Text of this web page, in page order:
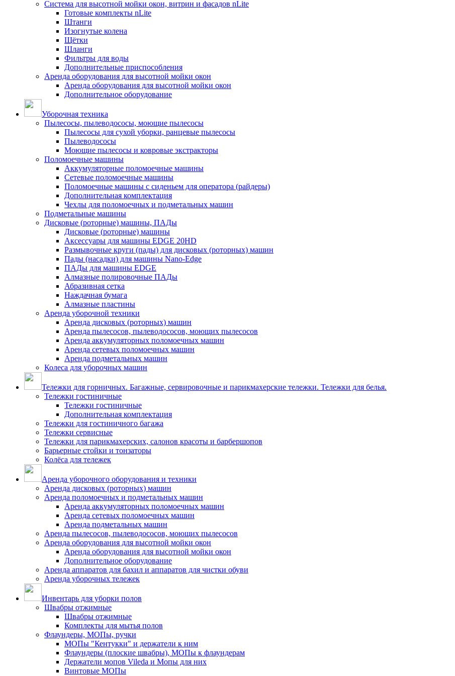
Система для высотной мойки окон, витрин и фасадов nLite
Готовые комплекты nLite
Штанги
Изогнутые колена
Щётки
Шланги
Фильтры для воды
Дополнительные приспособления
Аренда оборудования для высотной мойки окон
Аренда оборудования для высотной мойки окон
Дополнительное оборудование
Уборочная техника
Пылесосы, пылеводососы, моющие пылесосы
Пылесосы для сухой уборки, ранцевые пылесосы
Пылеводососы
Моющие пылесосы и ковровые экстракторы
Поломоечные машины
Аккумуляторные поломоечные машины
Сетевые поломоечные машины
Поломоечные машины с сиденьем для оператора (райдеры)
Дополнительная комплектация
Чехлы для поломоечных и подметальных машин
Подметальные машины
Дисковые (роторные) машины, ПАДы
Дисковые (роторные) машины
Аксессуары для машины EDGE 20HD
Размывочные круги (пады) для дисковых (роторных) машин
Пады (насадки) для машины Nano-Edge
ПАДы для машины EDGE
Алмазные полировочные ПАДы
Абразивная сетка
Наждачная бумага
Алмазные пластины
Аренда уборочной техники
Аренда дисковых (роторных) машин
Аренда пылесосов, пылеводососов, моющих пылесосов
Аренда аккумуляторных поломоечных машин
Аренда сетевых поломоечных машин
Аренда подметальных машин
Колеса для уборочных машин
Тележки для горничных. Багажные, сервировочные и парикмахерские тележки. Тележки для белья.
Тележки гостиничные
Тележки гостиничные
Дополнительная комплектация
Тележки для гостиничного багажа
Тележки сервисные
Тележки для парикмахерских, салонов красоты и барбершопов
Барьерные стойки и тонзаторы
Колёса для тележек
Аренда уборочного оборудования и техники
Аренда дисковых (роторных) машин
Аренда поломоечных и подметальных машин
Аренда аккумуляторных поломоечных машин
Аренда сетевых поломоечных машин
Аренда подметальных машин
Аренда пылесосов, пылеводососов, моющих пылесосов
Аренда оборудования для высотной мойки окон
Аренда оборудования для высотной мойки окон
Дополнительное оборудование
Аренда аппаратов для бахил и аппаратов для чистки обуви
Аренда уборочных тележек
Инвентарь для уборки полов
Швабры отжимные
Швабры отжимные
Комплекты для мытья полов
Флаундеры, МОПы, ручки
МОПы "Кентукки" и держатели к ним
Флаундеры (плоские швабры), МОПы к флаундерам
Держатели мопов Vileda и Мопы для них
Винтовые МОПы